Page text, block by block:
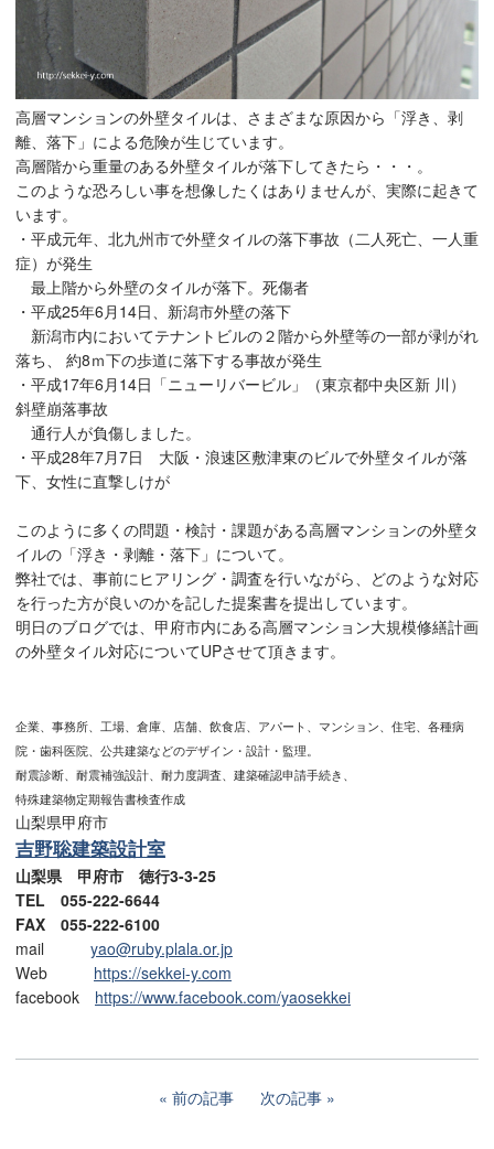
高層マンションの外壁タイルは、さまざまな原因から「浮き、剥
離、落下」による危険が生じています。
高層階から重量のある外壁タイルが落下してきたら・・・。
このような恐ろしい事を想像したくはありませんが、実際に起きて
います。
・平成元年、北九州市で外壁タイルの落下事故（二人死亡、一人重
症）が発生
最上階から外壁のタイルが落下。死傷者
・平成25年6月14日、新潟市外壁の落下
新潟市内においてテナントビルの２階から外壁等の一部が剥がれ
落ち、 約8ｍ下の歩道に落下する事故が発生
・平成17年6月14日「ニューリバービル」（東京都中央区新 川）
斜壁崩落事故
通行人が負傷しました。
・平成28年7月7日 大阪・浪速区敷津東のビルで外壁タイルが落
下、女性に直撃しけが
このように多くの問題・検討・課題がある高層マンションの外壁タ
イルの「浮き・剥離・落下」について。
弊社では、事前にヒアリング・調査を行いながら、どのような対応
を行った方が良いのかを記した提案書を提出しています。
明日のブログでは、甲府市内にある高層マンション大規模修繕計画
の外壁タイル対応についてUPさせて頂きます。
企業、事務所、工場、倉庫、店舗、飲食店、アパート、マンション、住宅、各種病
院・歯科医院、公共建築などのデザイン・設計・監理。
耐震診断、耐震補強設計、耐力度調査、建築確認申請手続き、
特殊建築物定期報告書検査作成
山梨県甲府市
吉野聡建築設計室
山梨県 甲府市 徳行3-3-25
TEL 055-222-6644
FAX 055-222-6100
mail yao@ruby.plala.or.jp
Web https://sekkei-y.com
facebook https://www.facebook.com/yaosekkei
前の記事 次の記事